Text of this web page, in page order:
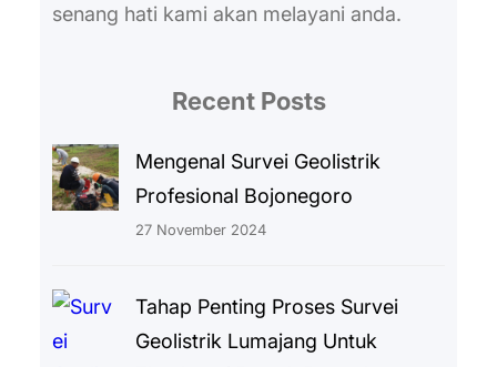
senang hati kami akan melayani anda.
Recent Posts
Mengenal Survei Geolistrik
Profesional Bojonegoro
27 November 2024
Tahap Penting Proses Survei
Geolistrik Lumajang Untuk